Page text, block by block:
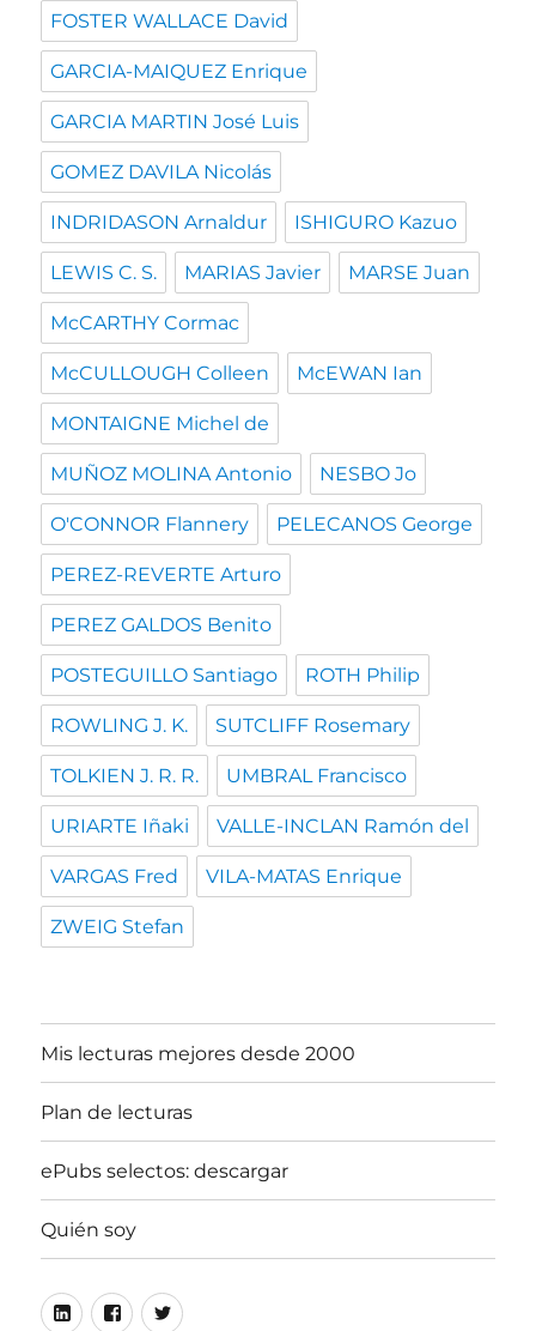
FOSTER WALLACE David
GARCIA-MAIQUEZ Enrique
GARCIA MARTIN José Luis
GOMEZ DAVILA Nicolás
INDRIDASON Arnaldur ISHIGURO Kazuo
LEWIS C. S. MARIAS Javier MARSE Juan
McCARTHY Cormac
McCULLOUGH Colleen McEWAN Ian
MONTAIGNE Michel de
MUÑOZ MOLINA Antonio NESBO Jo
O'CONNOR Flannery PELECANOS George
PEREZ-REVERTE Arturo
PEREZ GALDOS Benito
POSTEGUILLO Santiago ROTH Philip
ROWLING J. K. SUTCLIFF Rosemary
TOLKIEN J. R. R. UMBRAL Francisco
URIARTE Iñaki VALLE-INCLAN Ramón del
VARGAS Fred VILA-MATAS Enrique
ZWEIG Stefan
Mis lecturas mejores desde 2000
Plan de lecturas
ePubs selectos: descargar
Quién soy
LinkedinFacebookTwitter